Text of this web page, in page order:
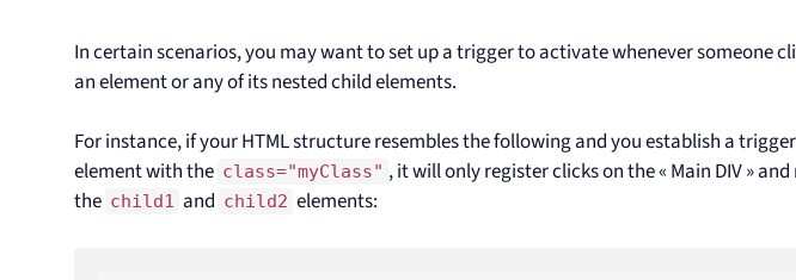
In certain scenarios, you may want to set up a trigger to activate whenever someone
an element or any of its nested child elements.
For instance, if your HTML structure resembles the following and you establish a
element with the class="myClass" , it will only register clicks on the « Main DIV »
the child1 and child2 elements: